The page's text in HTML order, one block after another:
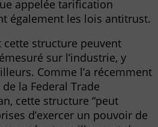
appelée tarification
également les lois antitrust.
cette structure peuvent
sur l’industrie, y
Comme l’a récemment
la Federal Trade
cette structure “peut
d’exercer un pouvoir de